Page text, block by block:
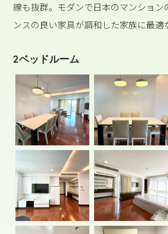
線も抜群。モダンで日本のマンション
ンスの良い家具が調和した家族に最適
2ベッドルーム